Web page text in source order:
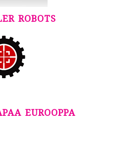
ROBOTS
EUROOPPA